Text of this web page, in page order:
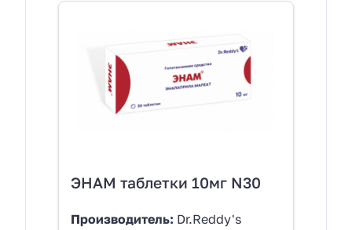
ЭНАМ таблетки 10мг N30
Производитель: Dr.Reddy's